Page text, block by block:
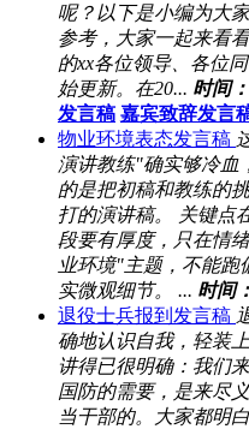
呢？以下是小编为大
参考，大家一起来看
的xx各位领导、各位
始更新。在20... 时间
发言稿 嘉宾致辞发言
物业环境表态发言稿
演讲教练"确实够冷血
的是把初稿和教练的
打的演讲稿。 关键点
段要有厚度，只在情
业环境"主题，不能跑
实微观细节。 ... 时间
退役士兵报到发言稿
确地认识自我，轻装
讲得已很明确：我们
国防的需要，是来尽
当干部的。大家都明